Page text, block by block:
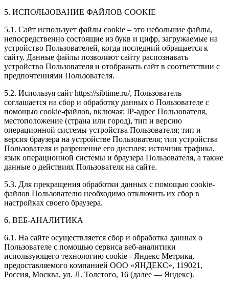
5. ИСПОЛЬЗОВАНИЕ ФАЙЛОВ COOKIE
5.1. Сайт использует файлы cookie – это небольшие файлы,
непосредственно состоящие из букв и цифр, загружаемые на
устройство Пользователей, когда последний обращается к
сайту. Данные файлы позволяют сайту распознавать
устройство Пользователя и отображать сайт в соответствии с
предпочтениями Пользователя.
5.2. Используя сайт https://sibtime.ru/, Пользователь
соглашается на сбор и обработку данных о Пользователе с
помощью cookie-файлов, включая: IP-адрес Пользователя,
местоположение (страна или город), тип и версию
операционной системы устройства Пользователя; тип и
версия браузера на устройстве Пользователя; тип устройства
Пользователя и разрешение его дисплея; источник трафика,
язык операционной системы и браузера Пользователя, а также
данные о действиях Пользователя на сайте.
5.3. Для прекращения обработки данных с помощью cookie-
файлов Пользователю необходимо отключить их сбор в
настройках своего браузера.
6. ВЕБ-АНАЛИТИКА
6.1. На сайте осуществляется сбор и обработка данных о
Пользователе с помощью сервиса веб-аналитики
использующего технологию cookie - Яндекс Метрика,
предоставляемого компанией ООО «ЯНДЕКС», 119021,
Россия, Москва, ул. Л. Толстого, 16 (далее — Яндекс).